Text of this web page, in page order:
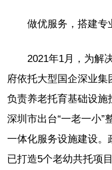
做优服务，搭建专
2021年1月，为解
府依托大型国企深业
负责养老托育基础设施
深圳市出台“一老一小”
一体化服务设施建设。
已打造5个老幼共托项